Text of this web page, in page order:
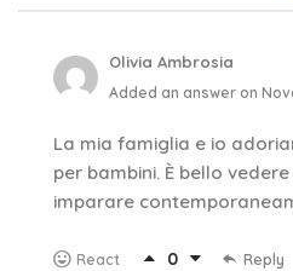
Olivia Ambrosia
Added an answer on
La mia famiglia e io
per bambini. È bello
imparare
React 0 Reply